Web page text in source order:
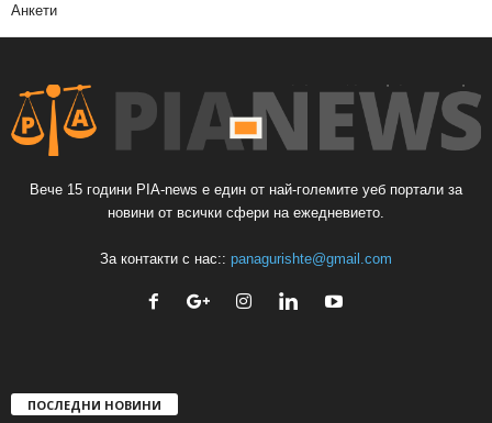
Анкети
Вече 15 години PIA-news е един от най-големите уеб портали за
новини от всички сфери на ежедневието.
За контакти с нас:: panagurishte@gmail.com
ПОСЛЕДНИ НОВИНИ